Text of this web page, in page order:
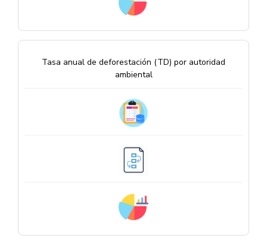
Tasa anual de deforestación (TD) por autoridad
ambiental